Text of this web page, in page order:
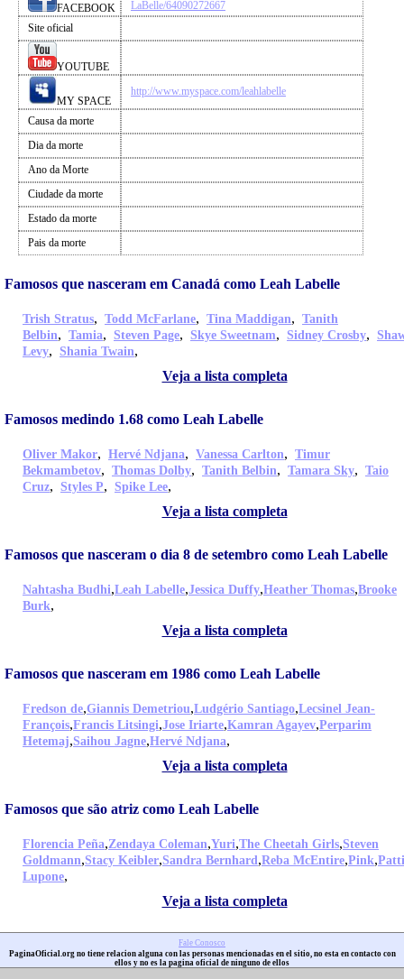
FACEBOOK
LaBelle/64090272667
Site oficial
YOUTUBE
MY SPACE
http://www.myspace.com/leahlabelle
Causa da morte
Dia da morte
Ano da Morte
Ciudade da morte
Estado da morte
Pais da morte
Famosos que nasceram em Canadá como Leah Labelle
Trish Stratus, Todd McFarlane, Tina Maddigan, Tanith
Belbin, Tamia, Steven Page, Skye Sweetnam, Sidney Crosby,
Levy, Shania Twain,
Veja a lista completa
Famosos medindo 1.68 como Leah Labelle
Oliver Makor, Hervé Ndjana, Vanessa Carlton, Timur
Bekmambetov, Thomas Dolby, Tanith Belbin, Tamara Sky, Taio
Cruz, Styles P, Spike Lee,
Veja a lista completa
Famosos que nasceram o dia 8 de setembro como Leah Labelle
Nahtasha Budhi,Leah Labelle,Jessica Duffy,Heather Thomas,Brooke
Burk,
Veja a lista completa
Famosos que nasceram em 1986 como Leah Labelle
Fredson de,Giannis Demetriou,Ludgério Santiago,Lecsinel Jean-
François,Francis Litsingi,Jose Iriarte,Kamran Agayev,Perparim
Hetemaj,Saihou Jagne,Hervé Ndjana,
Veja a lista completa
Famosos que são atriz como Leah Labelle
Florencia Peña,Zendaya Coleman,Yuri,The Cheetah Girls,Steven
Goldmann,Stacy Keibler,Sandra Bernhard,Reba McEntire,Pink,Patti
Lupone,
Veja a lista completa
Fale Conosco
PaginaOficial.org no tiene relacion alguna con las personas mencionadas en el sitio, no esta en contacto con
ellos y no es la pagina oficial de ninguno de ellos